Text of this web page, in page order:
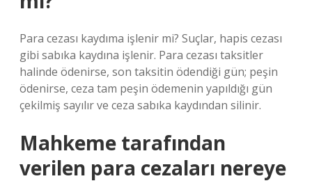
Para cezası kaydıma işlenir mi? Suçlar, hapis cezası
gibi sabıka kaydına işlenir. Para cezası taksitler
halinde ödenirse, son taksitin ödendiği gün; peşin
ödenirse, ceza tam peşin ödemenin yapıldığı gün
çekilmiş sayılır ve ceza sabıka kaydından silinir.
Mahkeme tarafından
verilen para cezaları nereye